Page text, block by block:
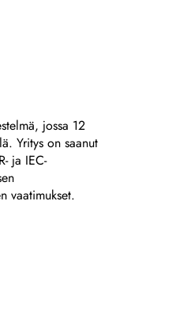
jossa 12
Yritys on saanut
ja IEC-
vaatimukset.